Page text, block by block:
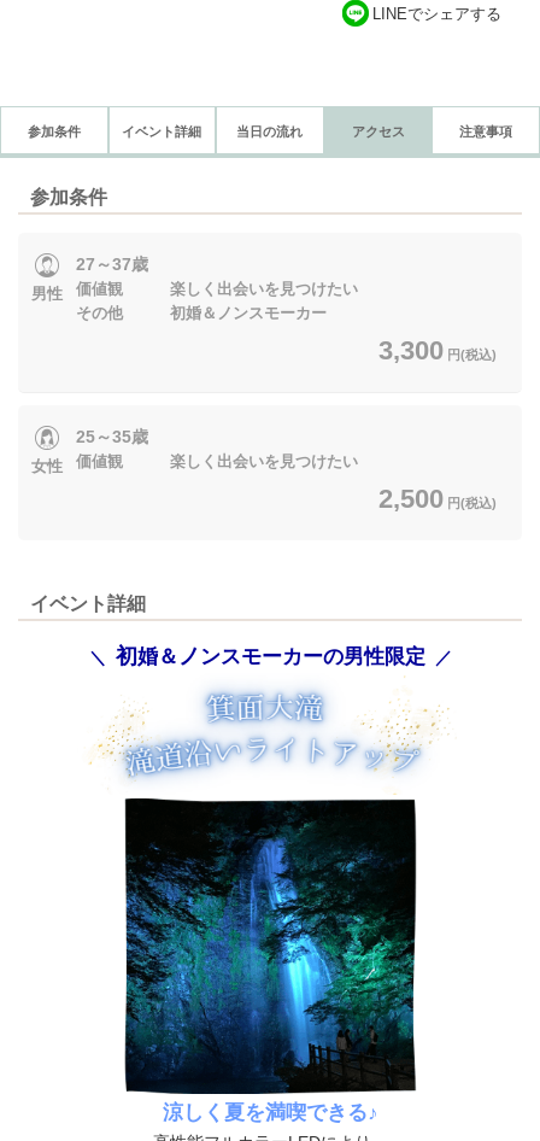
LINEでシェアする
参加条件 イベント詳細 当日の流れ アクセス 注意事項
参加条件
男性
27～37歳
価値観 楽しく出会いを見つけたい
その他 初婚＆ノンスモーカー
3,300 円(税込)
女性
25～35歳
価値観 楽しく出会いを見つけたい
2,500 円(税込)
イベント詳細
＼ 初婚＆ ノ ンスモーカーの男性限定 ／
涼しく夏を満喫できる♪